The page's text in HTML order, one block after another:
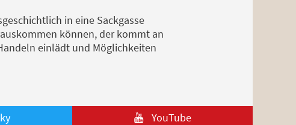
in eine Sackgasse
können, der kommt an
einlädt und Möglichkeiten
YouTube